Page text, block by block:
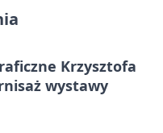
Krzysztofa
wystawy